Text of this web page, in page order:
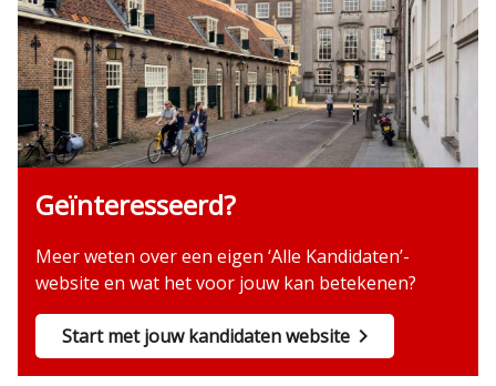
Geïnteresseerd?
Meer weten over een eigen ‘Alle Kandidaten’-
website en wat het voor jouw kan betekenen?
Start met jouw kandidaten website